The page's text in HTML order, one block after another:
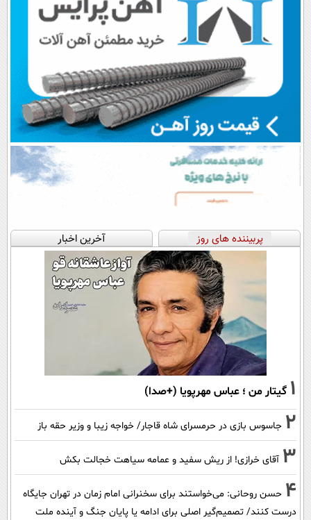
پربیننده های روز آخرین اخبار
1 گیتار من ؛ عباس مهرپویا (+صدا)
2 جاسوس بازی در حرمسرای شاه قاجار/ خواجه زیبا و وزیر حقه باز
3 آقای خرازی! از ریش سفید و عمامه سیاهت خجالت بکش
4 حسن روحانی: می‌خواستند برای سخنرانی امام زمان در تهران جایگاه
درست کنند/ تصمیم‌گیر اصلی برای ادامه یا پایان جنگ و آینده ملت